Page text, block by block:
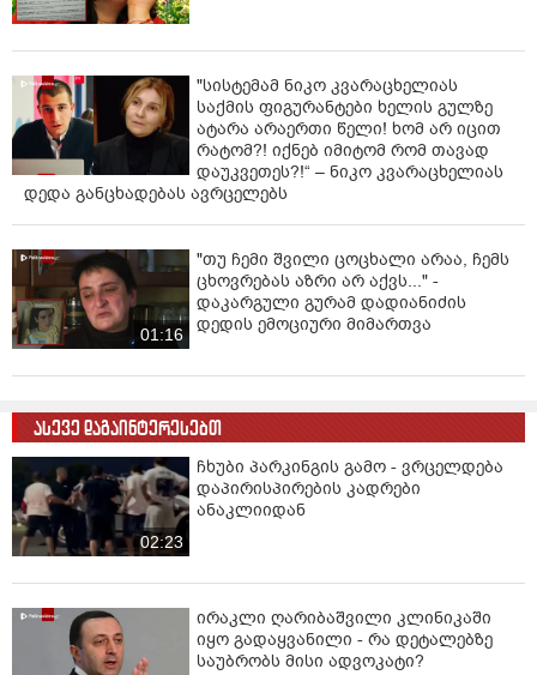
"სისტემამ ნიკო კვარაცხელიას
საქმის ფიგურანტები ხელის გულზე
ატარა არაერთი წელი! ხომ არ იცით
რატომ?! იქნებ იმიტომ რომ თავად
დაუკვეთეს?!“ – ნიკო კვარაცხელიას
დედა განცხადებას ავრცელებს
01:16
"თუ ჩემი შვილი ცოცხალი არაა, ჩემს
ცხოვრებას აზრი არ აქვს..." -
დაკარგული გურამ დადიანიძის
დედის ემოციური მიმართვა
ასევე დაგაინტერესებთ
02:23
ჩხუბი პარკინგის გამო - ვრცელდება
დაპირისპირების კადრები
ანაკლიიდან
ირაკლი ღარიბაშვილი კლინიკაში
იყო გადაყვანილი - რა დეტალებზე
საუბრობს მისი ადვოკატი?